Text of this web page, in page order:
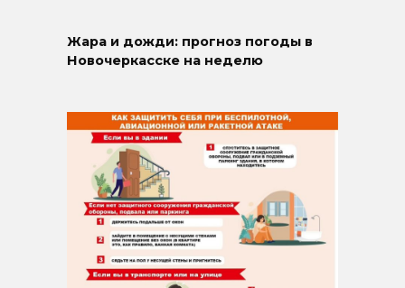
Жара и дожди: прогноз погоды в
Новочеркасске на неделю